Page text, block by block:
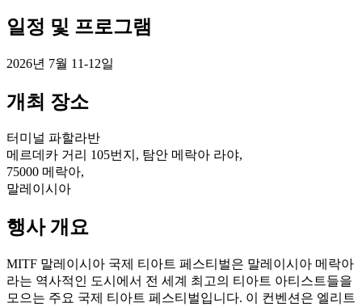
일정 및 프로그램
2026년 7월 11-12일
개최 장소
터미널 파할라반
메르데카 거리 105번지, 탐안 메락아 라야,
75000 메락아,
말레이시아
행사 개요
MITF 말레이시아 국제 티아트 페스티벌은 말레이시아 메락아
라는 역사적인 도시에서 전 세계 최고의 티아트 아티스트들을
모으는 주요 국제 티아트 페스티벌입니다. 이 컨벤션은 엘리트